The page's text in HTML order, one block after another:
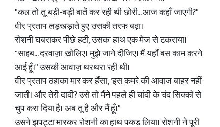
"कल तो तू बड़ी-बड़ी बातें कर रही थी छोरी... आज कहाँ जाएगी?"
वीर प्रताप लड़खड़ाते हुए उसकी तरफ बढ़ा।
रोशनी घबराकर पीछे हटी, उसका हाथ एक मेज से टकराया।
"साहब... दरवाज़ा खोलिए। मुझे जाने दीजिए। मैं यहाँ बस काम करने
आई हूँ।" उसकी आवाज़ थरथरा रही थी।
वीर प्रताप ठहाका मार कर हँसा, "इस कमरे की आवाज़ बाहर नहीं
जाती। और तेरी दादी? उसे तो मैंने पहले ही चांदी के चंद सिक्कों से
चुप करा दिया है। अब तू है और मैं हूँ।"
उसने झपट्टा मारकर रोशनी का हाथ पकड़ लिया। रोशनी ने पूरी